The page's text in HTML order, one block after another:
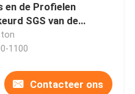
en de Profielen
SGS van de
ton
1100
Contacteer ons